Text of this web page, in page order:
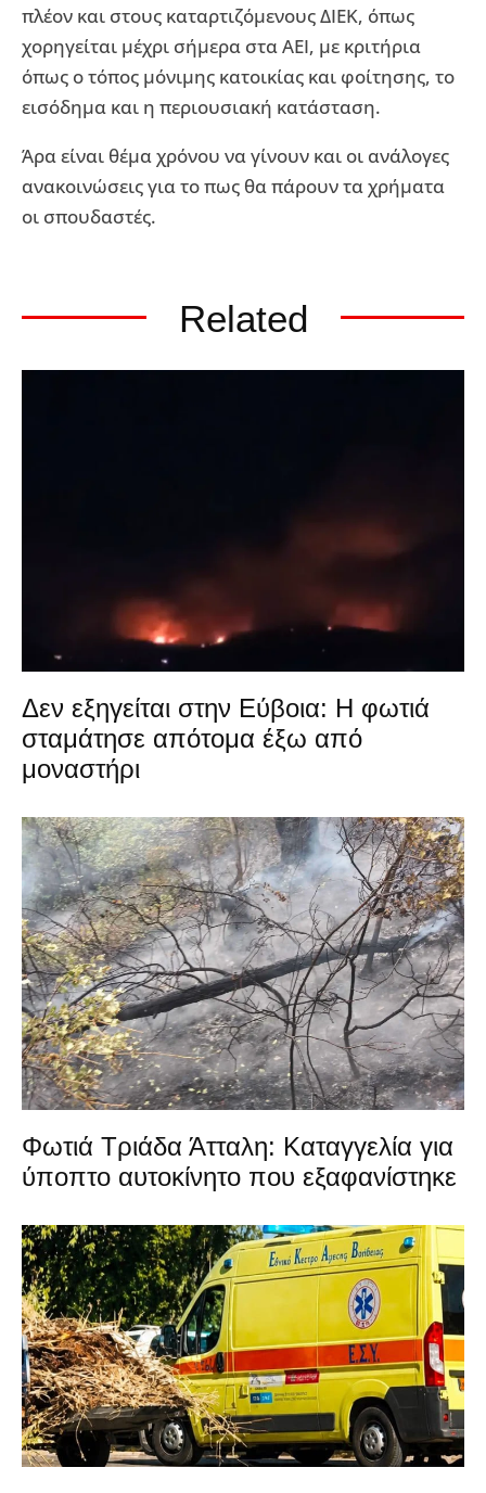
πλέον και στους καταρτιζόμενους ΔΙΕΚ, όπως
χορηγείται μέχρι σήμερα στα ΑΕΙ, με κριτήρια
όπως ο τόπος μόνιμης κατοικίας και φοίτησης, το
εισόδημα και η περιουσιακή κατάσταση.
Άρα είναι θέμα χρόνου να γίνουν και οι ανάλογες
ανακοινώσεις για το πως θα πάρουν τα χρήματα
οι σπουδαστές.
Related
Δεν εξηγείται στην Εύβοια: Η φωτιά
σταμάτησε απότομα έξω από
μοναστήρι
Φωτιά Τριάδα Άτταλη: Καταγγελία για
ύποπτο αυτοκίνητο που εξαφανίστηκε